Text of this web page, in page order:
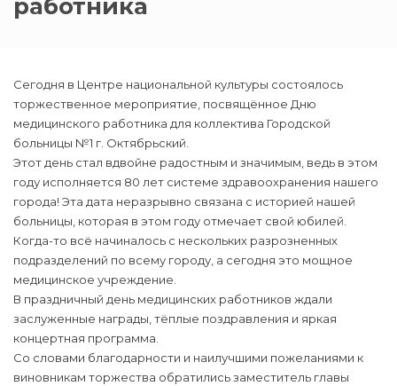
работника
Сегодня в Центре национальной культуры состоялось
торжественное мероприятие, посвящённое Дню
медицинского работника для коллектива Городской
больницы №1 г. Октябрьский.
Этот день стал вдвойне радостным и значимым, ведь в этом
году исполняется 80 лет системе здравоохранения нашего
города! Эта дата неразрывно связана с историей нашей
больницы, которая в этом году отмечает свой юбилей.
Когда-то всё начиналось с нескольких разрозненных
подразделений по всему городу, а сегодня это мощное
медицинское учреждение.
В праздничный день медицинских работников ждали
заслуженные награды, тёплые поздравления и яркая
концертная программа.
Со словами благодарности и наилучшими пожеланиями к
виновникам торжества обратились заместитель главы